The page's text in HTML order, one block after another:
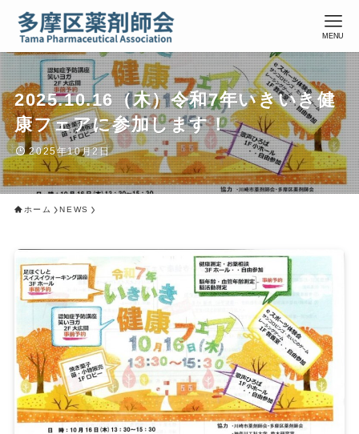
MENU
2025.10.16（木）令和7年いきいき健
康フェアに参加します！
2025年10月2日
ホーム NEWS